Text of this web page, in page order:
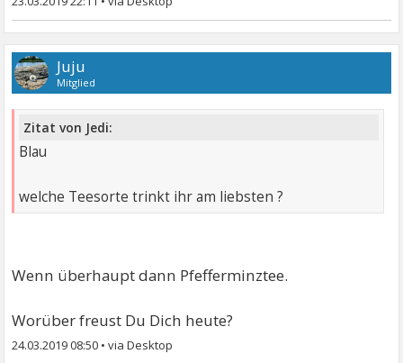
Juju
Mitglied
Zitat von Jedi:
Blau
welche Teesorte trinkt ihr am liebsten ?
Wenn überhaupt dann Pfefferminztee.
Worüber freust Du Dich heute?
24.03.2019 08:50 •